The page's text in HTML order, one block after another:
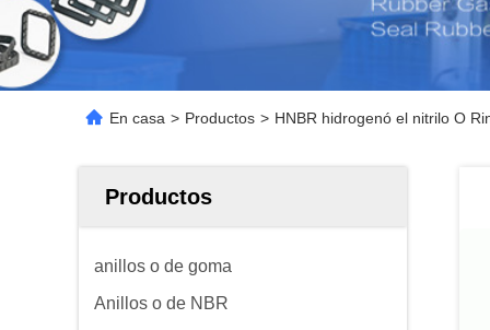
En casa > Productos > HNBR hidrogenó el nitrilo O
Productos
anillos o de goma
Anillos o de NBR